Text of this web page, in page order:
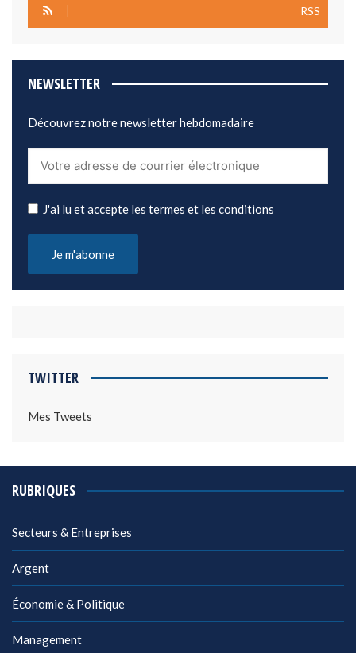
RSS
NEWSLETTER
Découvrez notre newsletter hebdomadaire
J'ai lu et accepte les termes et les conditions
TWITTER
Mes Tweets
RUBRIQUES
Secteurs & Entreprises
Argent
Économie & Politique
Management